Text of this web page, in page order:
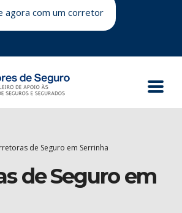
agora com um corretor
de Seguro em Serrinha
de Seguro em